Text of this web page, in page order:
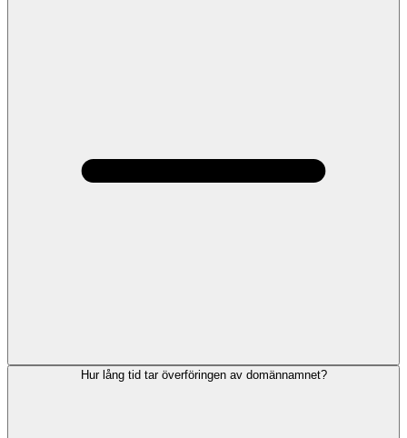
Hur lång tid tar överföringen av domännamnet?